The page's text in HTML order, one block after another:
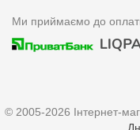
Ми приймаємо до
© 2005-2026 Інтернет-